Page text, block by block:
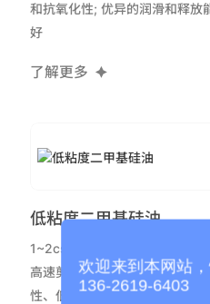
和抗氧化性; 优异的润滑和释放
好
了解更多
低粘度二甲基硅油
1~2cst 低粘度二甲基硅油具有
高速剪切、高可压缩性、高分
性、低蒸汽压、良好的热稳定
欢迎来到本网站
136-2619-6403